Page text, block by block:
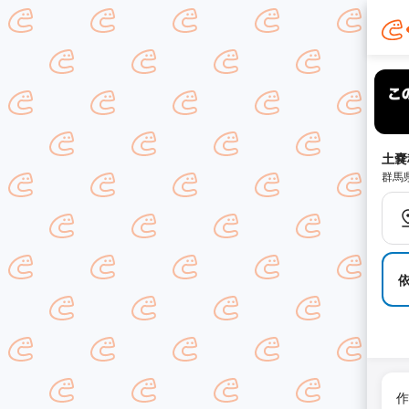
土
群馬